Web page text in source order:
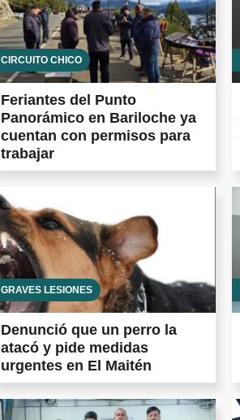
CIRCUITO CHICO
Feriantes del Punto
Panorámico en Bariloche ya
cuentan con permisos para
trabajar
GRAVES LESIONES
Denunció que un perro la
atacó y pide medidas
urgentes en El Maitén